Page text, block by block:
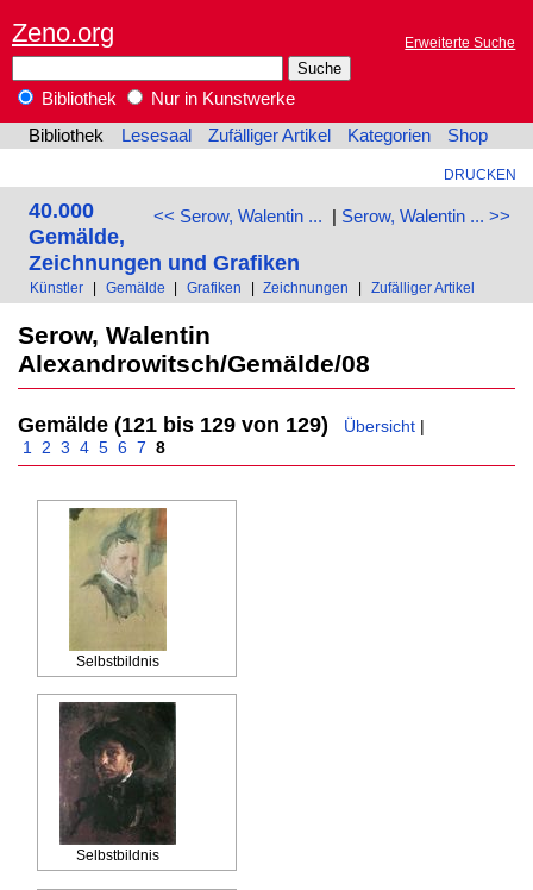
Zeno.org Erweiterte Suche
Bibliothek
Nur in Kunstwerke
Bibliothek
Lesesaal Zufälliger Artikel Kategorien Shop
DRUCKEN
<< Serow, Walentin ... | Serow, Walentin ... >>
40.000
Gemälde,
Zeichnungen und Grafiken
Künstler Gemälde Grafiken Zeichnungen Zufälliger Artikel
Serow, Walentin
Alexandrowitsch/Gemälde/08
Gemälde (121 bis 129 von 129) Übersicht |
1 2 3 4 5 6 7 8
Selbstbildnis
Selbstbildnis